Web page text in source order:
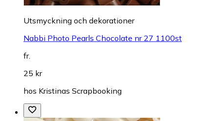
Utsmyckning och dekorationer
Nabbi Photo Pearls Chocolate nr 27 1100st
fr.
25 kr
hos Kristinas Scrapbooking